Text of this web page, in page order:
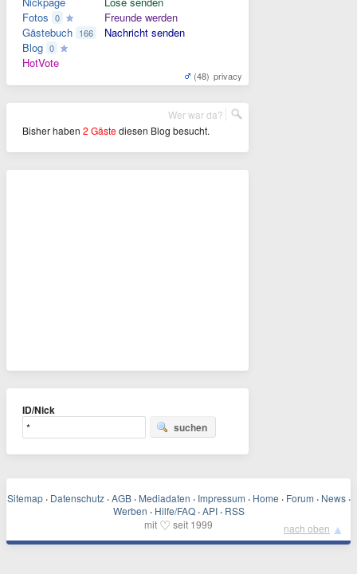
Fotos 0
Gästebuch 166
Blog 0
HotVote
Freunde werden
Nachricht senden
(48) privacy
Bisher haben 2 Gästediesen Blog besucht.
Wer war da?
ID/Nick
suchen
Sitemap · Datenschutz · AGB · Mediadaten · Impressum · Home · Forum · News ·
Werben · Hilfe/FAQ · API · RSS
mit ♡ seit 1999 nach oben ▲